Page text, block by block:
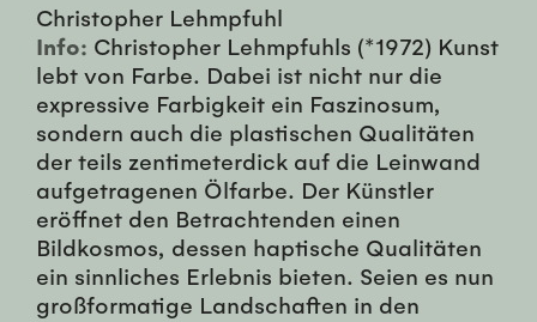
Christopher Lehmpfuhl
Info: Christopher Lehmpfuhls (*1972) Kunst
lebt von Farbe. Dabei ist nicht nur die
expressive Farbigkeit ein Faszinosum,
sondern auch die plastischen Qualitäten
der teils zentimeterdick auf die Leinwand
aufgetragenen Ölfarbe. Der Künstler
eröffnet den Betrachtenden einen
Bildkosmos, dessen haptische Qualitäten
ein sinnliches Erlebnis bieten. Seien es nun
großformatige Landschaften in den